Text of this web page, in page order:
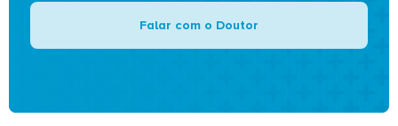
Falar com o Doutor